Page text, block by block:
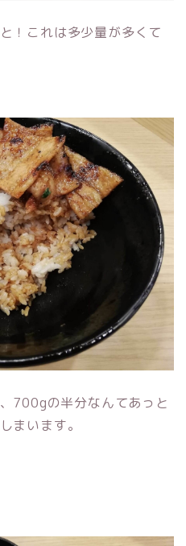
！これは多少量が多くて
700gの半分なんてあっと
まいます。